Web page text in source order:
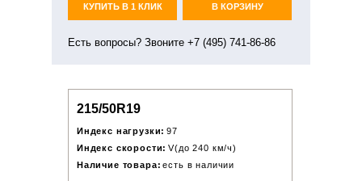
КУПИТЬ В 1 КЛИК В КОРЗИНУ
Есть вопросы? Звоните +7 (495) 741-86-86
215/50R19
Индекс нагрузки: 97
Индекс скорости: V(до 240 км/ч)
Наличие товара: есть в наличии